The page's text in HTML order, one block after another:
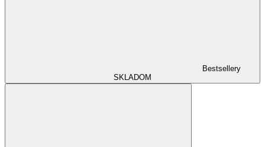
Bestsellery
SKLADOM